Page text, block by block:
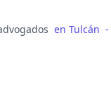
en Tulcán -